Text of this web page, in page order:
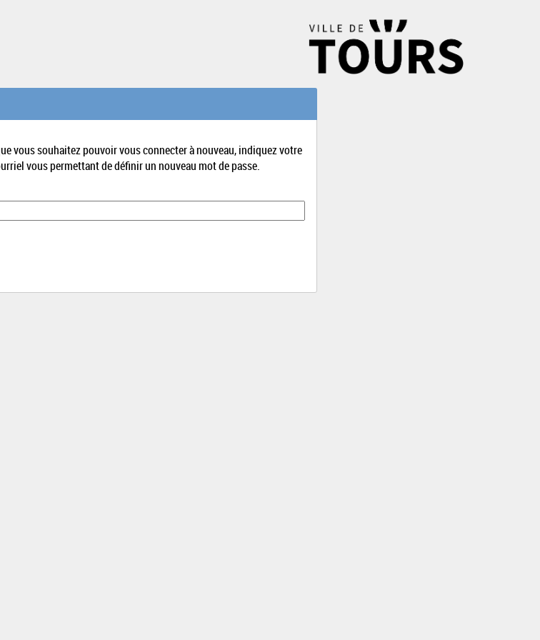
vous souhaitez pouvoir vous connecter à nouveau, indiquez votre
vous permettant de définir un nouveau mot de passe.